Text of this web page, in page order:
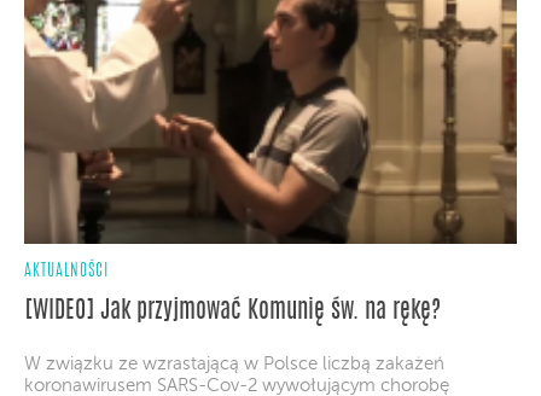
AKTUALNOŚCI
[WIDEO] Jak przyjmować Komunię św. na rękę?
W związku ze wzrastającą w Polsce liczbą zakażeń
koronawirusem SARS-Cov-2 wywołującym chorobę